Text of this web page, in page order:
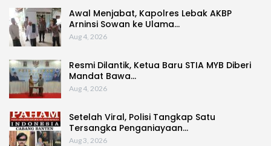
Awal Menjabat, Kapolres Lebak AKBP
Arninsi Sowan ke Ulama…
Aug 4, 2026
Resmi Dilantik, Ketua Baru STIA MYB Diberi
Mandat Bawa…
Aug 4, 2026
Setelah Viral, Polisi Tangkap Satu
Tersangka Penganiayaan…
Aug 3, 2026